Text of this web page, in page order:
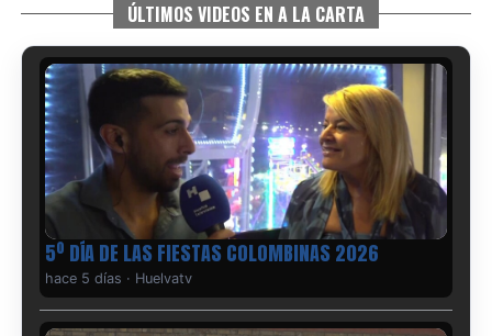
ÚLTIMOS VIDEOS EN A LA CARTA
5º DÍA DE LAS FIESTAS COLOMBINAS 2026
hace 5 días · Huelvatv